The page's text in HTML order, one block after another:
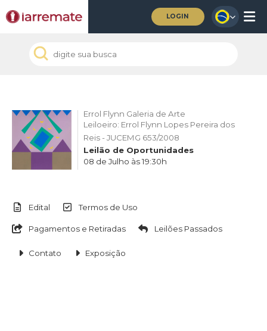
LOGIN
Errol Flynn Galeria de Arte
Leiloeiro: Errol Flynn Lopes Pereira dos
Reis - JUCEMG 653/2008
Leilão de Oportunidades
08 de Julho às 19:30h
Edital Termos de Uso
Pagamentos e Retiradas Leilões Passados
Contato Exposição